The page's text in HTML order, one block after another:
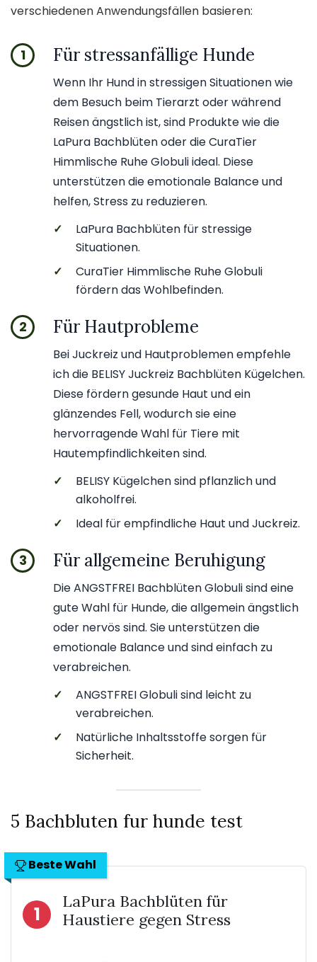
verschiedenen Anwendungsfällen basieren:
1 Für stressanfällige Hunde
Wenn Ihr Hund in stressigen Situationen wie
dem Besuch beim Tierarzt oder während
Reisen ängstlich ist, sind Produkte wie die
LaPura Bachblüten oder die CuraTier
Himmlische Ruhe Globuli ideal. Diese
unterstützen die emotionale Balance und
helfen, Stress zu reduzieren.
✓
LaPura Bachblüten für stressige
Situationen.
✓
CuraTier Himmlische Ruhe Globuli
fördern das Wohlbefinden.
2 Für Hautprobleme
Bei Juckreiz und Hautproblemen empfehle
ich die BELISY Juckreiz Bachblüten Kügelchen.
Diese fördern gesunde Haut und ein
glänzendes Fell, wodurch sie eine
hervorragende Wahl für Tiere mit
Hautempfindlichkeiten sind.
✓
BELISY Kügelchen sind pflanzlich und
alkoholfrei.
✓
Ideal für empfindliche Haut und Juckreiz.
3 Für allgemeine Beruhigung
Die ANGSTFREI Bachblüten Globuli sind eine
gute Wahl für Hunde, die allgemein ängstlich
oder nervös sind. Sie unterstützen die
emotionale Balance und sind einfach zu
verabreichen.
✓
ANGSTFREI Globuli sind leicht zu
verabreichen.
✓
Natürliche Inhaltsstoffe sorgen für
Sicherheit.
5 Bachbluten fur hunde test
Beste Wahl
1
LaPura Bachblüten für
Haustiere gegen Stress